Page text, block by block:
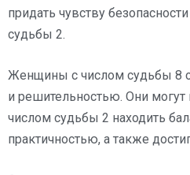
придать чувству
судьбы 2.
Женщины с числом судьбы 8
и решительностью. Они
числом судьбы 2 находить
практичностью, а также